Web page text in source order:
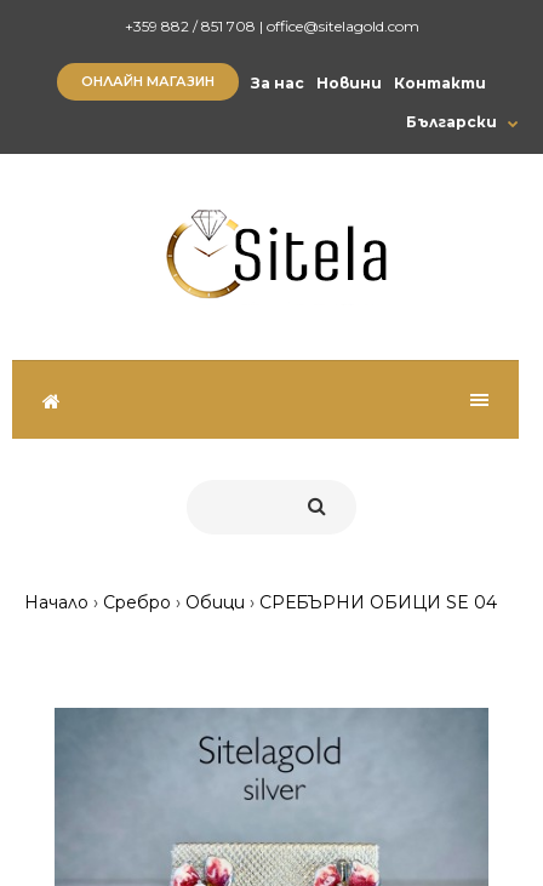
+359 882 / 851 708 | office@sitelagold.com
Български
ОНЛАЙН МАГАЗИН За нас Новини Контакти
Начало Сребро Обици СРЕБЪРНИ ОБИЦИ SE 04